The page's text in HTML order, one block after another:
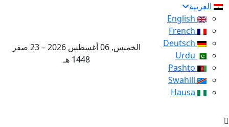
العربية
الخميس, 06 أغسطس 2026 – 23 صفر
1448 هـ